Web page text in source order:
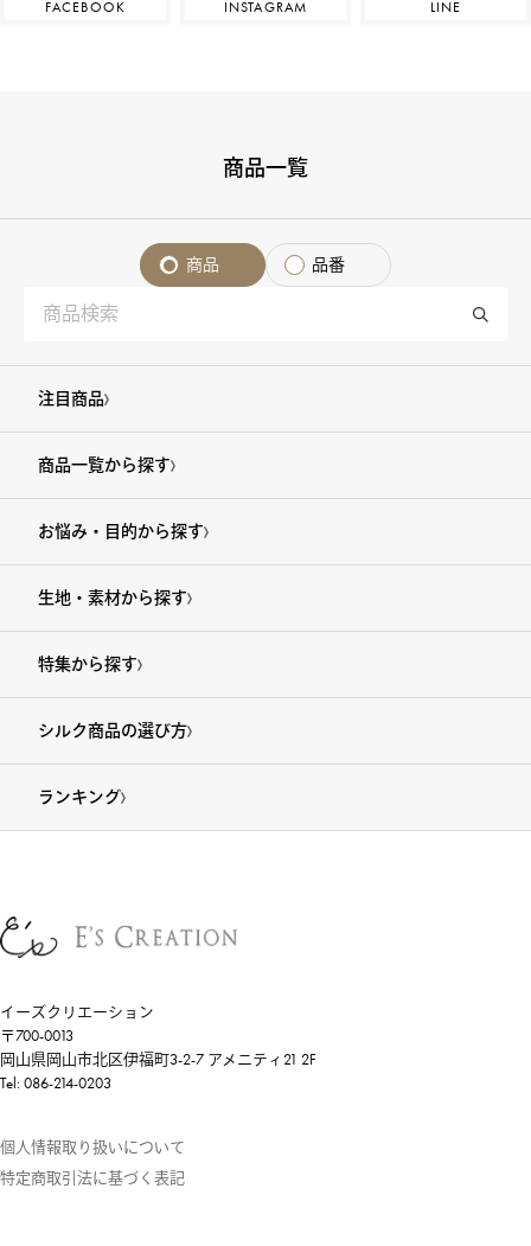
FACEBOOK INSTAGRAM LINE
商品一覧
商品 品番
注目商品
商品一覧から探す
お悩み・目的から探す
生地・素材から探す
特集から探す
シルク商品の選び方
ランキング
イーズクリエーション
〒700-0013
岡山県岡山市北区伊福町3-2-7 アメニティ21 2F
Tel: 086-214-0203
個人情報取り扱いについて
特定商取引法に基づく表記